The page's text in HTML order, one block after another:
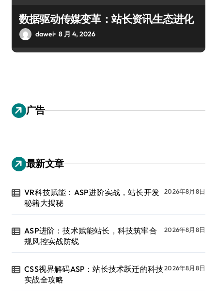
数据驱动传媒变革：站长资讯生态进化
dawei 8 月 4, 2026
广告
最新文章
VR科技赋能：ASP进阶实战，站长开发
秘籍大揭秘
2026年8月8日
ASP进阶：技术赋能站长，科技筑牢合
规风控实战防线
2026年8月8日
CSS视界解码ASP：站长技术跃迁的科技
实战全攻略
2026年8月8日